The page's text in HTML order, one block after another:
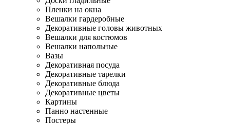
Пленки на окна
Вешалки гардеробные
Декоративные головы животных
Вешалки для костюмов
Вешалки напольные
Вазы
Декоративная посуда
Декоративные тарелки
Декоративные блюда
Декоративные цветы
Картины
Панно настенные
Постеры